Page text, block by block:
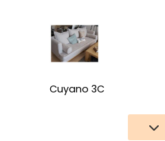
Cuyano 3C